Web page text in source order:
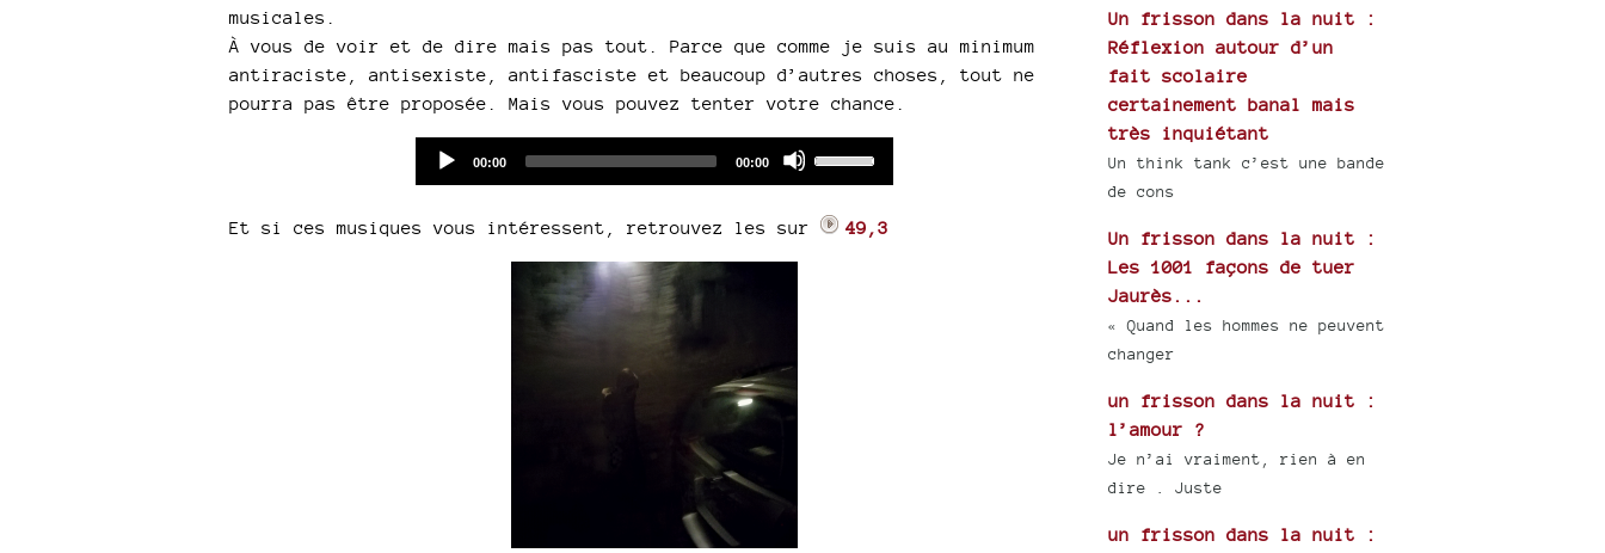
musicales.
À vous de voir et de dire mais pas tout. Parce que comme je suis au minimum
antiraciste, antisexiste, antifasciste et beaucoup d’autres choses, tout ne
pourra pas être proposée. Mais vous pouvez tenter votre chance.
Current
00:00
Total
00:00
keys
Et si ces musiques vous intéressent, retrouvez les sur 49,3
Un frisson dans la nuit :
Réflexion autour d’un
fait scolaire
certainement banal mais
très inquiétant
Un think tank c’est une bande
de cons
Un frisson dans la nuit :
Les 1001 façons de tuer
Jaurès...
« Quand les hommes ne peuvent
changer
un frisson dans la nuit :
l’amour ?
Je n’ai vraiment, rien à en
dire . Juste
un frisson dans la nuit :